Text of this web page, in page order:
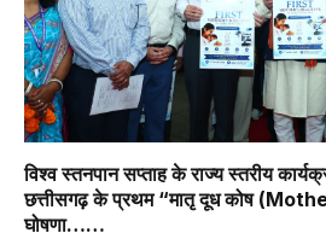
विश्व स्तनपान सप्ताह के राज्य स्तरीय
छत्तीसगढ़ के प्रथम “मातृ दूध कोष
घोषणा……